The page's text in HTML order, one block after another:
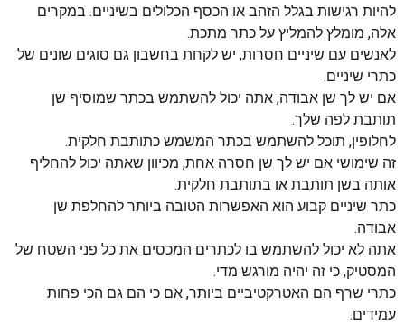
להיות רגישות בגלל הזהב או הכסף הכלולים בשיניים. במקרים
אלה, מומלץ להמליץ ​​על כתר מתכת.
לאנשים עם שיניים חסרות, יש לקחת בחשבון גם סוגים שונים של
כתרי שיניים.
אם יש לך שן אבודה, אתה יכול להשתמש בכתר שמוסיף שן
תותבת לפה שלך.
לחלופין, תוכל להשתמש בכתר המשמש כתותבת חלקית.
זה שימושי אם יש לך שן חסרה אחת, מכיוון שאתה יכול להחליף
אותה בשן תותבת או בתותבת חלקית.
כתר שיניים קבוע הוא האפשרות הטובה ביותר להחלפת שן
אבודה.
אתה לא יכול להשתמש בו לכתרים המכסים את כל פני השטח של
המסטיק, כי זה יהיה מורגש מדי.
כתרי שרף הם האטרקטיביים ביותר, אם כי הם גם הכי פחות
עמידים.